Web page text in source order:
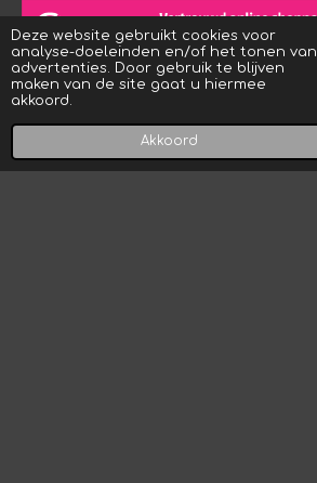
Deze website gebruikt cookies voor
analyse-doeleinden en/of het tonen van
advertenties. Door gebruik te blijven
maken van de site gaat u hiermee
akkoord.
Akkoord
s
A
p
p
a
g
r
a
o
k
© 2023 - 2026 Crystal Rock! Designs
Powered byJouwWeb
Telefoonnummer